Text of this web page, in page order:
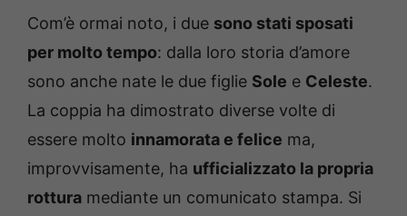
Com’è ormai noto, i due sono stati sposati
per molto tempo: dalla loro storia d’amore
sono anche nate le due figlie Sole e Celeste.
La coppia ha dimostrato diverse volte di
essere molto innamorata e felice ma,
improvvisamente, ha ufficializzato la propria
rottura mediante un comunicato stampa. Si